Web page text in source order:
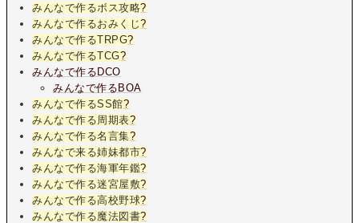
みんなで作るボス攻略?
みんなで作るおみくじ?
みんなで作るTRPG?
みんなで作るTCG?
みんなで作るDCO
みんなで作るBOA
みんなで作るSS館?
みんなで作る周期表?
みんなで作る名言集?
みんなで来る姉妹都市?
みんなで作る海軍年鑑?
みんなで作る迷宮屋敷?
みんなで作る高校野球?
みんなで作る魔法図書?